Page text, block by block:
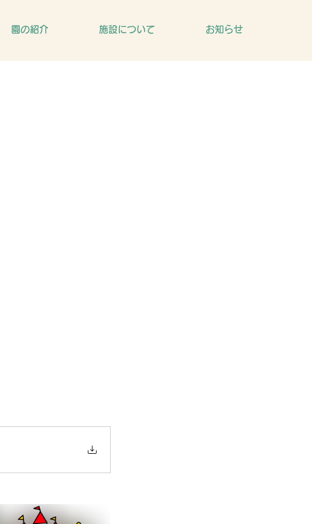
園の紹介 施設について お知らせ